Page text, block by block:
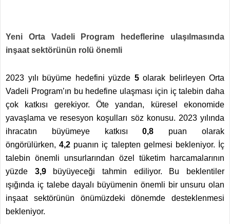
Yeni Orta Vadeli Program hedeflerine ulaşılmasında
inşaat sektörünün rolü önemli
2023 yılı büyüme hedefini yüzde 5olarak belirleyen Orta
Vadeli Program’ın bu hedefine ulaşması için iç talebin daha
çok katkısı gerekiyor. Öte yandan, küresel ekonomide
yavaşlama ve resesyon koşulları söz konusu. 2023 yılında
ihracatın büyümeye katkısı0,8 puan olarak
öngörülürken,4,2 puanın iç talepten gelmesi bekleniyor. İç
talebin önemli unsurlarından özel tüketim harcamalarının
yüzde 3,9büyüyeceği tahmin ediliyor. Bu beklentiler
ışığında iç talebe dayalı büyümenin önemli bir unsuru olan
inşaat sektörünün önümüzdeki dönemde desteklenmesi
bekleniyor.